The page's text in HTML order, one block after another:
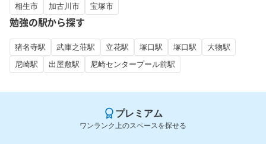
相生市
加古川市 宝塚市
勉強の駅から探す
猪名寺駅 武庫之荘駅 立花駅 塚口駅 塚口駅
大物駅
尼崎駅
出屋敷駅 尼崎センタープール前駅
プレミアム
ワンランク上のスペースを探せる